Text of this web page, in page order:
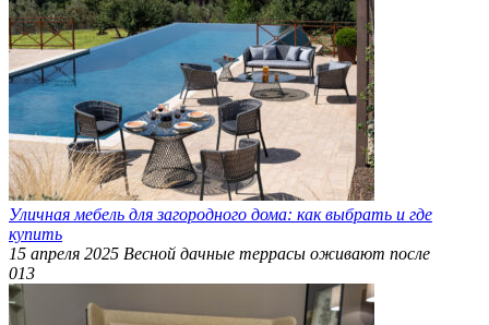
Уличная мебель для загородного дома: как выбрать и где
купить
15 апреля 2025 Весной дачные террасы оживают после
013